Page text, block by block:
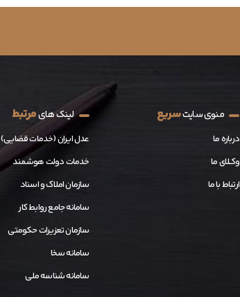
منوی سایتسریع
درباره ما
وکــلای ما
ارتباط با ما
لینک هایمرتبط
عدل ایران (خدمات قضایی)
خدمات دولت هوشمند
سازمان املاک و اسناد
سامانه جامع روابط کار
سازمان تعزیرات حکومتی
سامانه سخا
سامانه شناسه ملی